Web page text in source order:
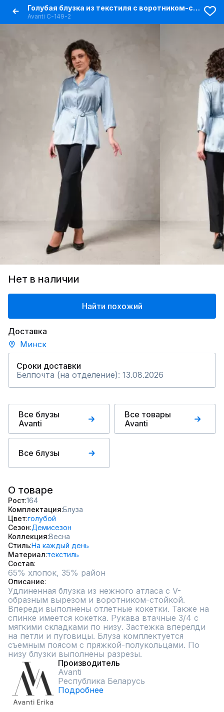
Голубая блузка из текстиля с воротником-стойкой
Avanti С-149-2
Нет в наличии
Найти похожий
Доставка
Минск
Сроки доставки
Белпочта (на отделение): 13.08.2026
Все блузы
Avanti
Все товары
Avanti
Все блузы
О товаре
Рост 164
Комплектация Блуза
Цвет голубой
Сезон Демисезон
Коллекция Весна
СтильНа каждый день
Материал текстиль
Состав
Описание
Удлиненная блузка из нежного атласа с V-
образным вырезом и воротником-стойкой.
Впереди выполнены отлетные кокетки. Также на
спинке имеется кокетка. Рукава втачные 3/4 с
мягкими складками по низу. Застежка вперелди
на петли и пуговицы. Блуза комплектуется
съемным поясом с пряжкой-полукольцами. По
низу блузки выполнены разрезы.
Производитель
Avanti
Республика Беларусь
Подробнее